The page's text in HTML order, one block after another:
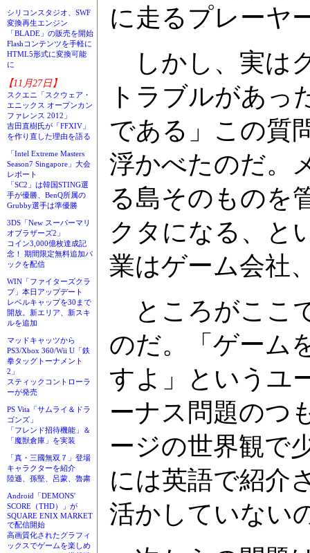
シリコンスタジオ、SWF
変換再生エンジン
「BLADE」の販売を開始
Flashコンテンツを手軽に
HTML5形式に変換可能
に
【11月27日】
スクエニ「スクウェア・
エニックス オープンカン
ファレンス 2012」
吉田直樹氏が「FFXIV」
を作り直した理由を語る
「Intel Extreme Masters
Season7 Singapore」大会
レポート
「SC2」は韓国STING選
手が優勝、BenQ所属の
Grubby選手は準優勝
3DS「New スーパーマリ
オブラザーズ2」
コイン3,000億枚達成記
念！ 期間限定無料追加パ
ックを配信
WIN「ファイターズクラ
ブ」本日アップデート
レベルキャップを30まで
開放。新エリア、新スキ
ルを追加
マッドキャッツから
PS3/Xbox 360/Wii U「鉄
拳タッグトーナメント
2」
スティックコントローラ
ーが発売
PS Vita「サムライ＆ドラ
ゴンズ」
「フレンド招待機能」＆
「魔獣倉庫」を実装
「真・三國無双７」登場
キャラクターを紹介
陸遜、孫堅、呂蒙、魯粛
Android「DEMONS'
SCORE（THD）」が
SQUARE ENIX MARKET
で配信開始
高画質化されたグラフィ
ックスでゲームを楽しめ
に走るプレーヤ
しかし、実は
トラブルがあっ
である」この質
浮かべたのだ。
る島そのものを
クタになる、と
業はゲーム会社
ところがここ
のだ。「ゲーム
すよ」というユ
ーナス問題のつ
ージの世界観で
には英語で紹介
活かしていない